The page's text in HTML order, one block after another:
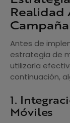
Realidad
Antes de
estrategia de
utilizarla
continuación,
1.
Móviles